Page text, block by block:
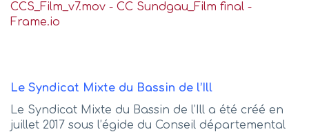
CCS_Film_v7.mov - CC Sundgau_Film final -
Frame.io
Le Syndicat Mixte du Bassin de l’Ill
Le Syndicat Mixte du Bassin de l’Ill a été créé en
juillet 2017 sous l’égide du Conseil départemental